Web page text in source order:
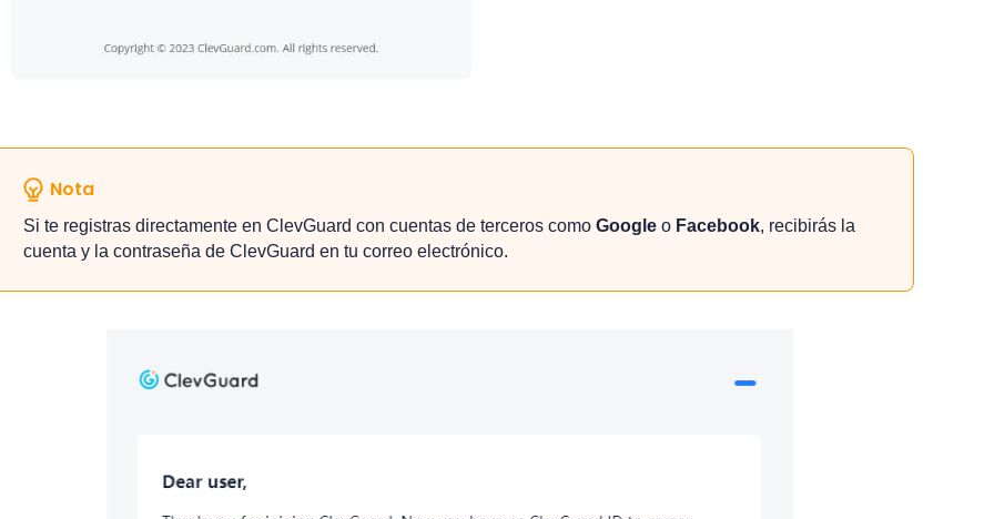
Nota
Si te registras directamente en ClevGuard con cuentas de terceros como Google o Facebook, recibirás la
cuenta y la contraseña de ClevGuard en tu correo electrónico.